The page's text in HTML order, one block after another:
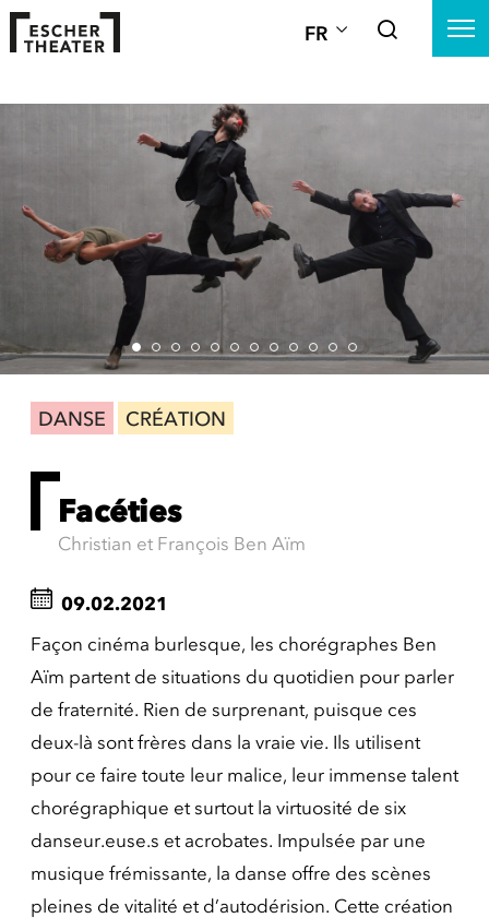
FR
DANSE CRÉATION
Facéties
Christian et François Ben Aïm
09.02.2021
Façon cinéma burlesque, les chorégraphes Ben
Aïm partent de situations du quotidien pour parler
de fraternité. Rien de surprenant, puisque ces
deux-là sont frères dans la vraie vie. Ils utilisent
pour ce faire toute leur malice, leur immense talent
chorégraphique et surtout la virtuosité de six
danseur.euse.s et acrobates. Impulsée par une
musique frémissante, la danse offre des scènes
pleines de vitalité et d’autodérision. Cette création